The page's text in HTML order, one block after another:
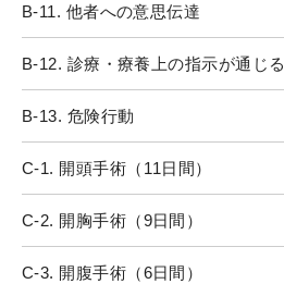
B-11. 他者への意思伝達
B-12. 診療・療養上の指示が通じる
B-13. 危険行動
C-1. 開頭手術（11日間）
C-2. 開胸手術（9日間）
C-3. 開腹手術（6日間）